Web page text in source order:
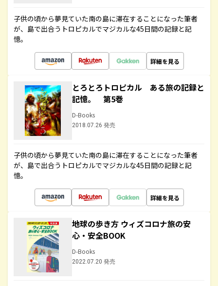
子供の頃から夢見ていた南の島に滞在することになった筆者
が、島で出合うトロピカルでマジカルな45日間の記録と記
憶。
詳細を見る
とろとろトロピカル ある旅の記録と
記憶。 第5巻
D-Books
2018.07.26 発売
子供の頃から夢見ていた南の島に滞在することになった筆者
が、島で出合うトロピカルでマジカルな45日間の記録と記
憶。
詳細を見る
地球の歩き方 ウィズコロナ旅の安
心・安全BOOK
D-Books
2022.07.20 発売